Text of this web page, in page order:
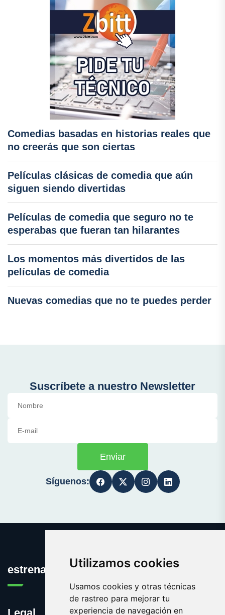
Utilizamos cookies
Usamos cookies y otras técnicas
de rastreo para mejorar tu
experiencia de navegación en
Comedias basadas en historias reales que
no creerás que son ciertas
Películas clásicas de comedia que aún
siguen siendo divertidas
Películas de comedia que seguro no te
esperabas que fueran tan hilarantes
Los momentos más divertidos de las
películas de comedia
Nuevas comedias que no te puedes perder
Suscríbete a nuestro Newsletter
Enviar
Síguenos:
estrena.es